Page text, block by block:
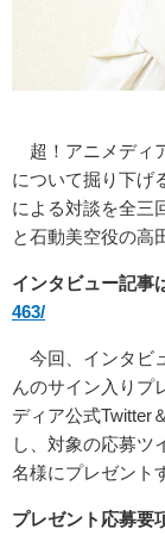
超！アニメディ
について掘り下げ
による対談を全三
と石動美空役の高
インタビュー記事
463/
今回、インタビ
んのサイン入りプ
ディア公式Twitter
し、対象の応募ツ
名様にプレゼント
プレゼント応募要